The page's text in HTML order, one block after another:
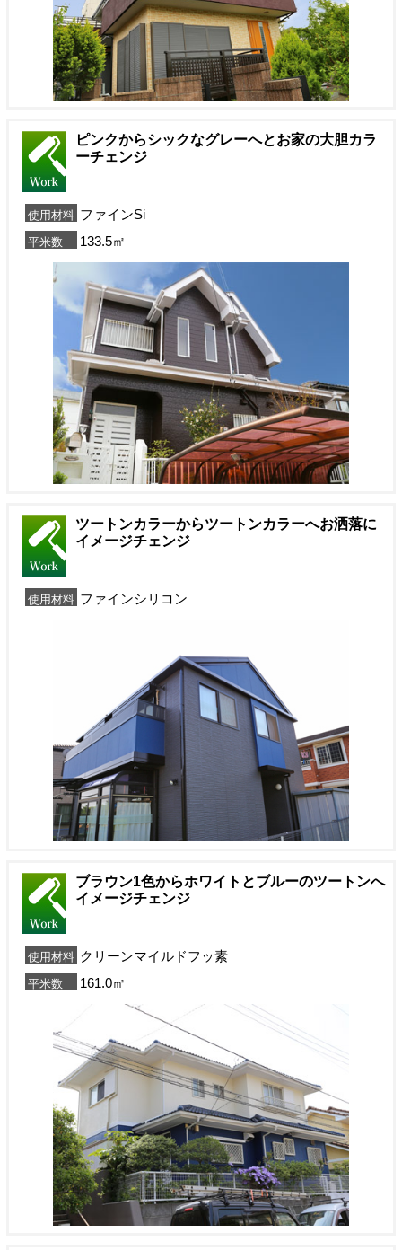
ピンクからシックなグレーへとお家の大胆カラ
ーチェンジ
使用材料 ファインSi
平米数 133.5㎡
ツートンカラーからツートンカラーへお洒落に
イメージチェンジ
使用材料 ファインシリコン
ブラウン1色からホワイトとブルーのツートンへ
イメージチェンジ
使用材料 クリーンマイルドフッ素
平米数 161.0㎡